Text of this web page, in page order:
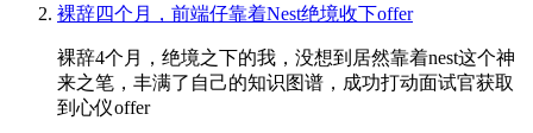
裸辞四个月，前端仔靠着Nest绝境收下offer
裸辞4个月，绝境之下的我，没想到居然靠着nest这个神
来之笔，丰满了自己的知识图谱，成功打动面试官获取
到心仪offer